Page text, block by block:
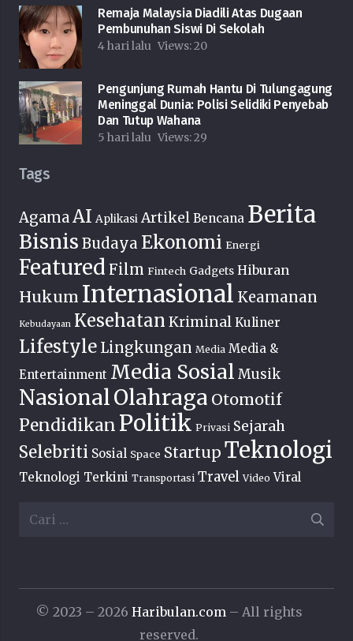
Remaja Malaysia Diadili Atas Dugaan
Pembunuhan Siswi Di Sekolah
4 hari lalu Views:20
Pengunjung Rumah Hantu Di Tulungagung
Meninggal Dunia: Polisi Selidiki Penyebab
Dan Tutup Wahana
5 hari lalu Views:29
Tags
Agama AI Aplikasi Artikel Bencana Berita
Bisnis Budaya Ekonomi Energi
Featured Film Fintech Gadgets Hiburan
Hukum Internasional Keamanan
Kebudayaan Kesehatan Kriminal Kuliner
Lifestyle Lingkungan Media Media &
Entertainment Media Sosial Musik
NasionalOlahraga Otomotif
Pendidikan Politik Privasi Sejarah
Selebriti Sosial Space Startup Teknologi
Teknologi Terkini Transportasi Travel Video Viral
Cari
© 2023 – 2026 Haribulan.com– All rights
reserved.